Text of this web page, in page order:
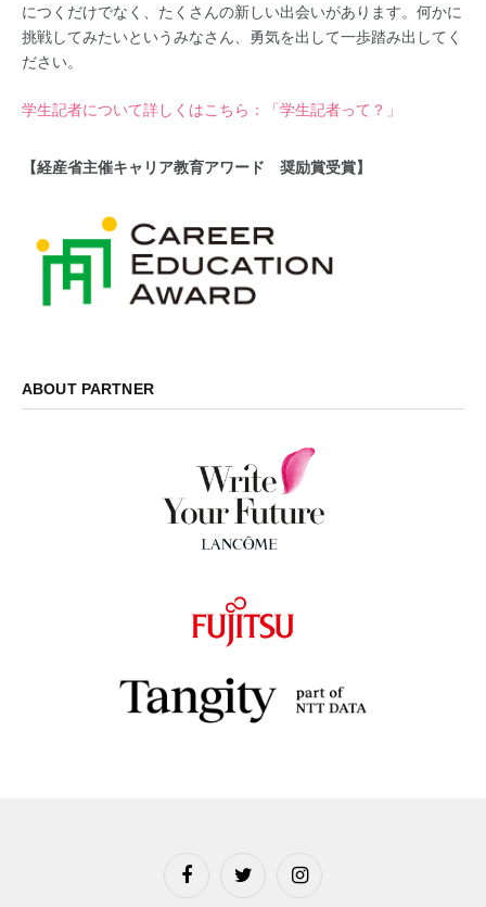
につくだけでなく、たくさんの新しい出会いがあります。何かに
挑戦してみたいというみなさん、勇気を出して一歩踏み出してく
ださい。
学生記者について詳しくはこちら：「学生記者って？」
【経産省主催キャリア教育アワード 奨励賞受賞】
ABOUT PARTNER
FacebookTwitter Instagram